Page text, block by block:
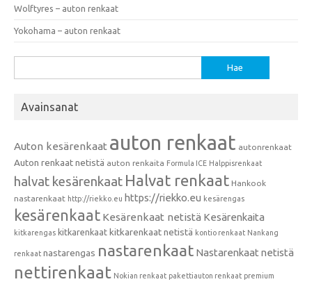
Wolftyres – auton renkaat
Yokohama – auton renkaat
Avainsanat
Auton kesärenkaat auton renkaat autonrenkaat
Auton renkaat netistä auton renkaita Formula ICE Halppisrenkaat
halvat kesärenkaat Halvat renkaat Hankook
nastarenkaat http://riekko.eu https://riekko.eu kesärengas
kesärenkaat Kesärenkaat netistä Kesärenkaita
kitkarengas kitkarenkaat kitkarenkaat netistä kontio renkaat Nankang
renkaat nastarengas nastarenkaat Nastarenkaat netistä
nettirenkaat Nokian renkaat pakettiauton renkaat premium